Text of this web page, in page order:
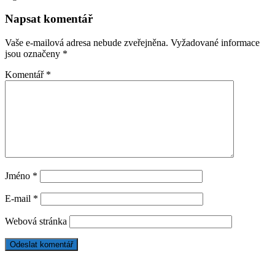
Napsat komentář
Vaše e-mailová adresa nebude zveřejněna. Vyžadované informace
jsou označeny *
Komentář *
Jméno *
E-mail *
Webová stránka